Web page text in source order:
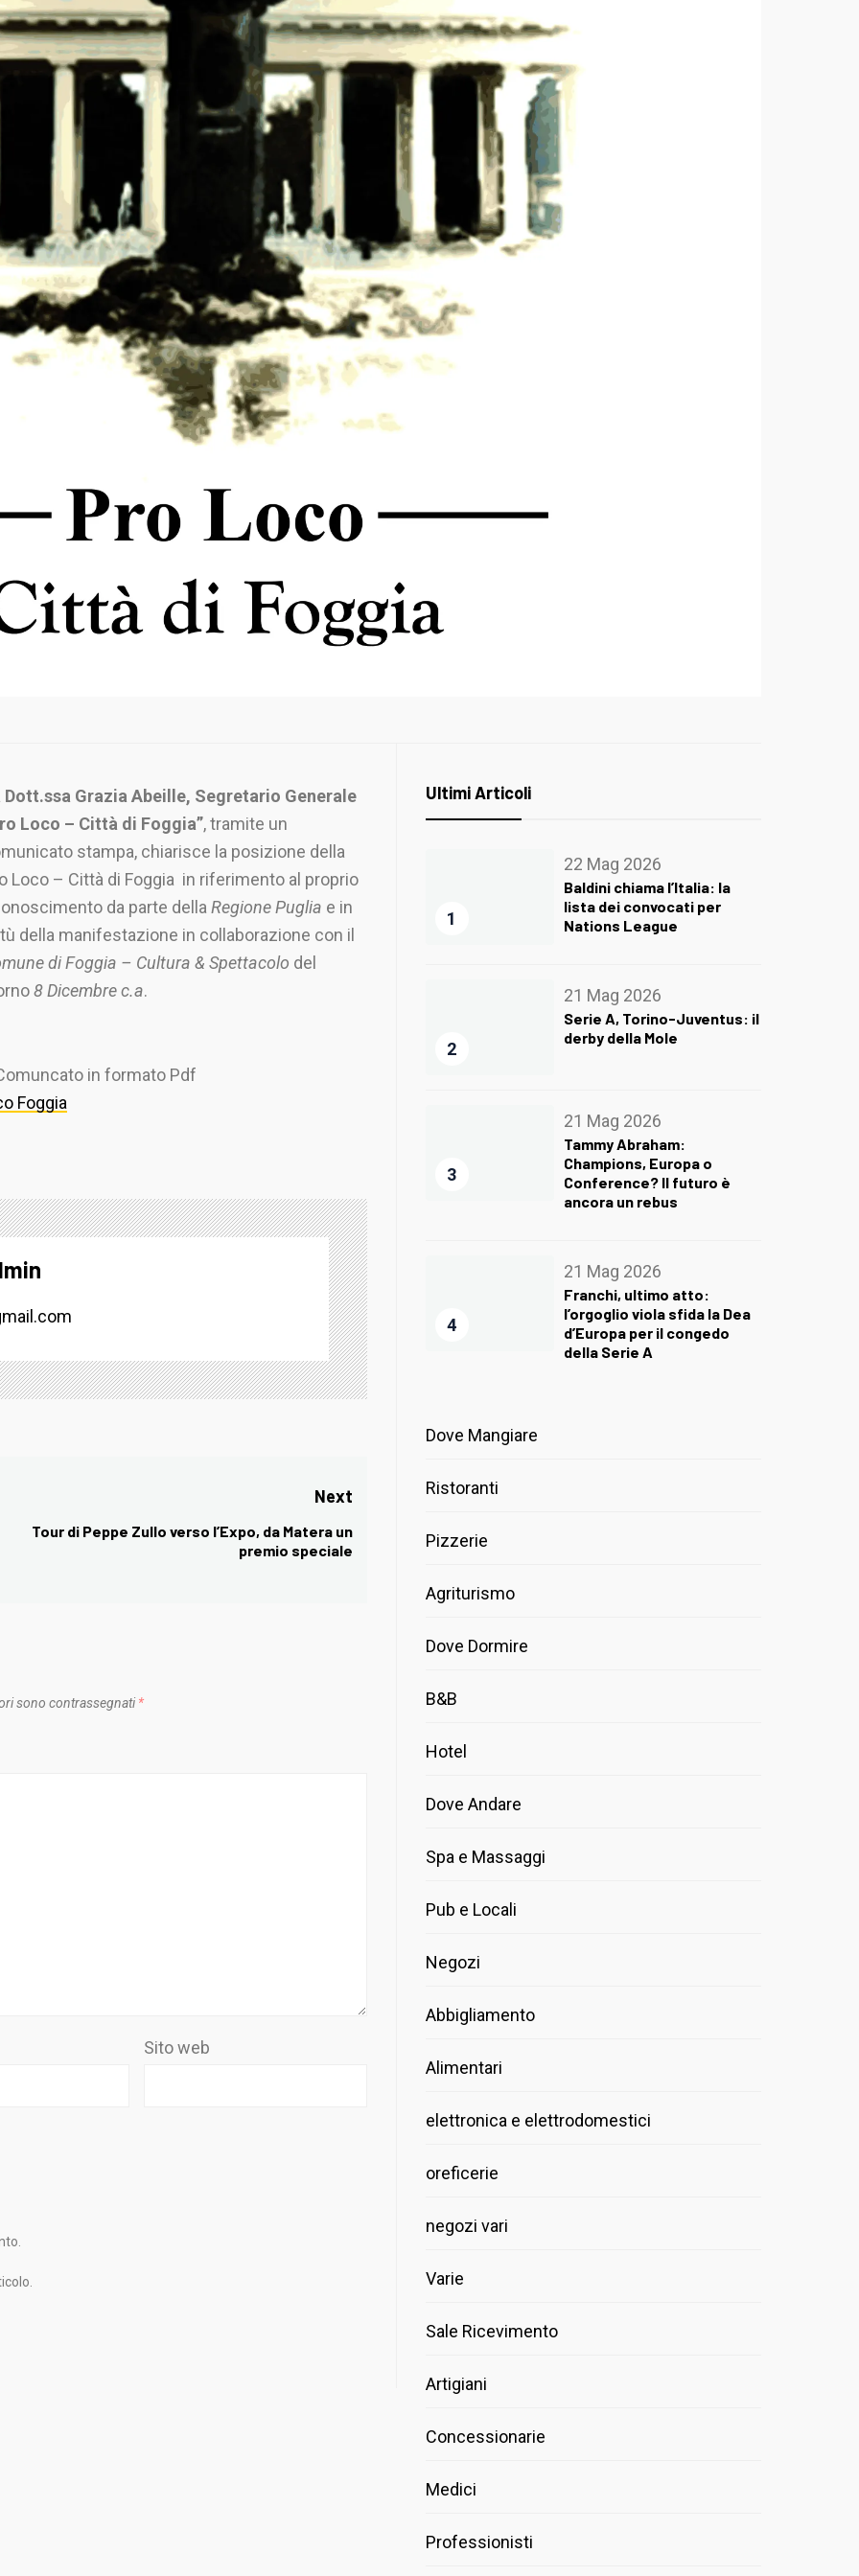
Dott.ssa Grazia Abeille, Segretario Generale
Loco – Città di Foggia”, tramite un
stampa, chiarisce la posizione della
Loco – Città di Foggia in riferimento al proprio
da parte della Regione Puglia e in
della manifestazione in collaborazione con il
di Foggia – Cultura & Spettacolo del
8 Dicembre c.a.
in formato Pdf
Foggia
Next
Next
Tour di Peppe Zullo verso l’Expo, da Matera un
premio speciale
sono contrassegnati *
Sito web
Ultimi Articoli
1
22 Mag 2026
Baldini chiama l’Italia: la
lista dei convocati per
Nations League
2
21 Mag 2026
Serie A, Torino-Juventus: il
derby della Mole
3
21 Mag 2026
Tammy Abraham:
Champions, Europa o
Conference? Il futuro è
ancora un rebus
4
21 Mag 2026
Franchi, ultimo atto:
l’orgoglio viola sfida la Dea
d’Europa per il congedo
della Serie A
Dove Mangiare
Ristoranti
Pizzerie
Agriturismo
Dove Dormire
B&B
Hotel
Dove Andare
Spa e Massaggi
Pub e Locali
Negozi
Abbigliamento
Alimentari
elettronica e elettrodomestici
oreficerie
negozi vari
Varie
Sale Ricevimento
Artigiani
Concessionarie
Medici
Professionisti